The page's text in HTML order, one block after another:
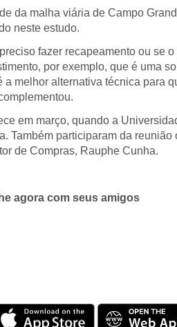
da malha viária de Campo
neste estudo.
fazer recapeamento ou se
por exemplo, que é uma
melhor alternativa técnica para
em março, quando a
Também participaram da reunião
de Compras, Rauphe Cunha.
agora com seus amigos